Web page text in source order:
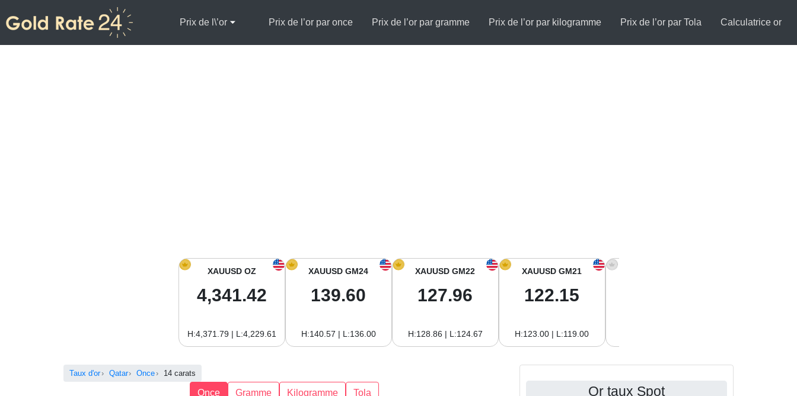
Prix de l\’or Prix de l’or par once Prix de l’or par gramme Prix de l’or par kilogramme Prix de l’or par Tola Calculatrice or
XAUUSD OZ
4,341.42
H:4,371.79 | L:4,229.61
XAUUSD GM24
139.60
H:140.57 | L:136.00
XAUUSD GM22
127.96
H:128.86 | L:124.67
XAUUSD GM21
122.15
H:123.00 | L:119.00
Taux d'or Qatar Once 14 carats
Once Gramme Kilogramme Tola Or taux Spot